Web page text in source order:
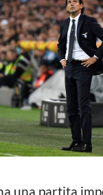
una partita